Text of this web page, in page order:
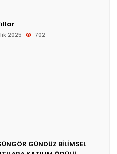
2025 702
GÜNDÜZ BİLİMSEL